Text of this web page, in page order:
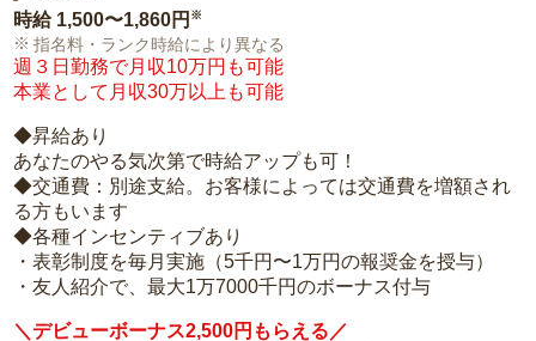
時給 1,500〜1,860円 ※
指名料・ランク時給により異なる
週３日勤務で月収10万円も可能
本業として月収30万以上も可能
◆昇給あり
あなたのやる気次第で時給アップも可！
◆交通費：別途支給。お客様によっては交通費を増額され
る方もいます
◆各種インセンティブあり
・表彰制度を毎月実施（5千円〜1万円の報奨金を授与）
・友人紹介で、最大1万7000千円のボーナス付与
＼デビューボーナス2,500円もらえる／